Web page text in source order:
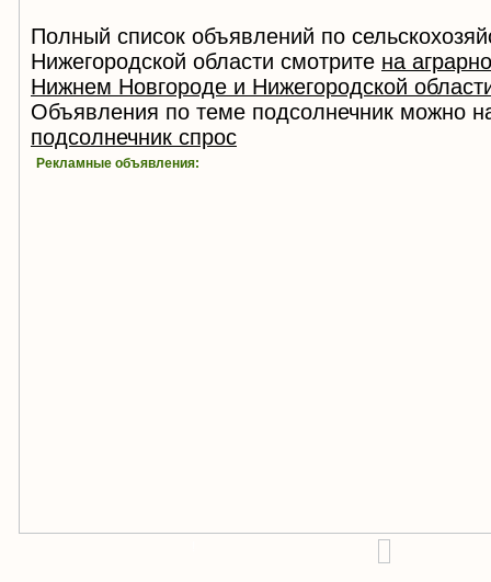
Полный список объявлений по
Нижегородской области смотрите на
Нижнем Новгороде и Нижегородской
Объявления по теме подсолнечник можно
подсолнечник спрос
Рекламные объявления: